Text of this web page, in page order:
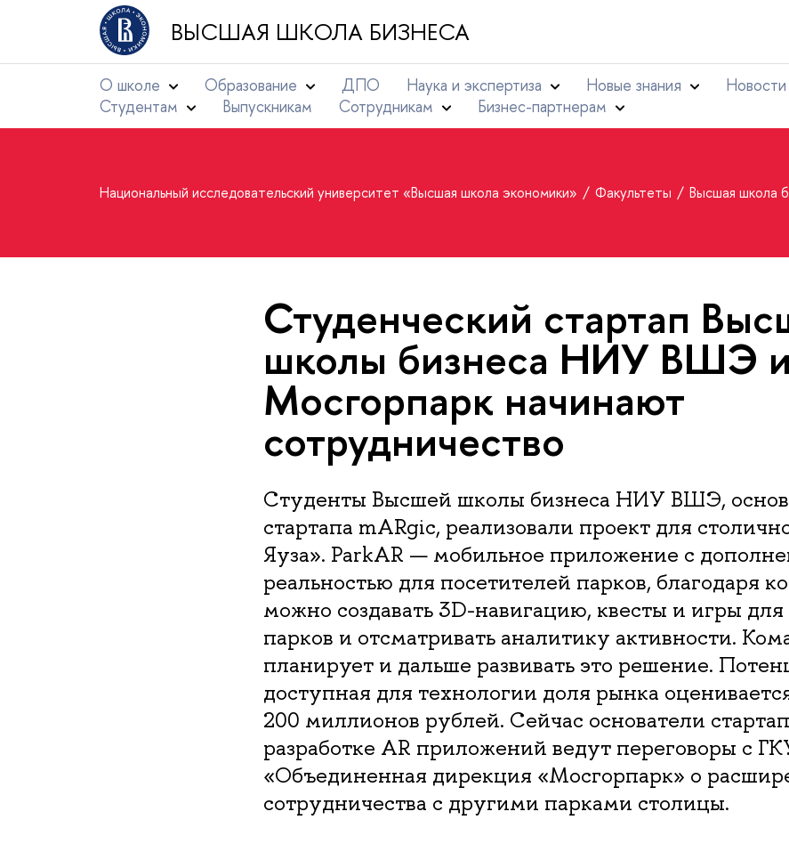
ВЫСШАЯ ШКОЛА БИЗНЕСА
О школе Образование ДПО Наука и экспертиза Новые знания
Студентам
Выпускникам Сотрудникам Бизнес-партнерам
Национальный исследовательский университет «Высшая школа экономики» Факультеты Высшая школа
Студенческий стартап
школы бизнеса НИУ ВШЭ и
Мосгорпарк начинают
сотрудничество
Студенты Высшей школы бизнеса НИУ ВШЭ,
стартапа mARgic, реализовали проект для
Яуза». ParkAR — мобильное приложение с
реальностью для посетителей парков, благодаря
можно создавать 3D-навигацию, квесты и игры
парков и отсматривать аналитику активности.
планирует и дальше развивать это решение.
доступная для технологии доля рынка
200 миллионов рублей. Сейчас основатели
разработке AR приложений ведут переговоры с
«Объединенная дирекция «Мосгорпарк» о
сотрудничества с другими парками столицы.